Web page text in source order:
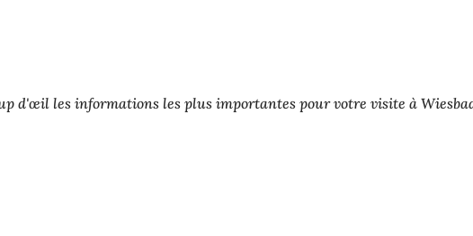
d'œil les informations les plus importantes pour votre visite à